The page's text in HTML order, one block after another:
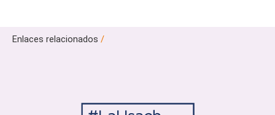
Enlaces relacionados /